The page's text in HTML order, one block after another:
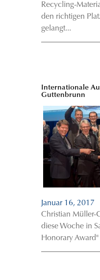
Recycling-
den richtigen
gelangt...
Internationale
Guttenbrunn
Januar 16, 2017
Christian Müller-
diese Woche in
Honorary